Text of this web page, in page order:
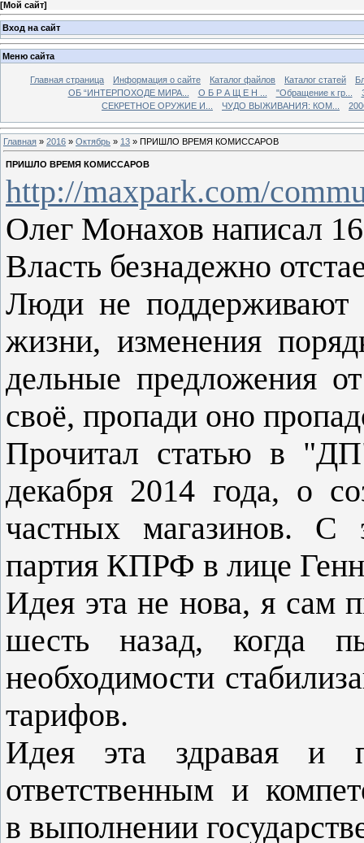
[Мой сайт]
Вход на сайт
Меню сайта
Главная страница Информация о сайте Каталог файлов Каталог статей
ОБ “ИНТЕРПОХОДЕ МИРА...
О Б Р А Щ Е Н ... "Обращение к гр...
СЕКРЕТНОЕ ОРУЖИЕ И...
ЧУДО ВЫЖИВАНИЯ: КОМ...
Главная » 2016 » Октябрь » 13 » ПРИШЛО ВРЕМЯ КОМИССАРОВ
ПРИШЛО ВРЕМЯ КОМИССАРОВ
http://maxpark.com/
Олег Монахов написал
Власть безнадежно
Люди не поддерживают
жизни, изменения
дельные предложения
своё, пропади оно
Прочитал статью в
декабря 2014 года, о
частных магазинов. С
партия КПРФ в лице
Идея эта не нова, я сам
шесть назад, когда
необходимости
тарифов.
Идея эта здравая и
ответственным и
в выполнении